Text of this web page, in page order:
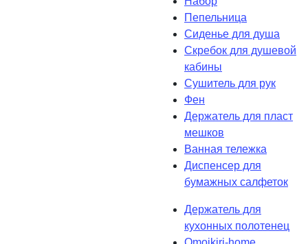
Пепельница
Сиденье для душа
Скребок для душевой
кабины
Сушитель для рук
Фен
Держатель для пласт
мешков
Ванная тележка
Диспенсер для
бумажных салфеток
Держатель для
кухонных полотенец